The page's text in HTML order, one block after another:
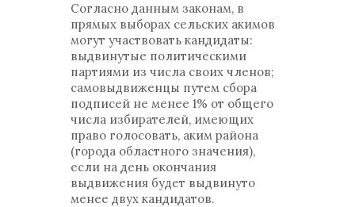
Согласно данным законам, в
прямых выборах сельских акимов
могут участвовать кандидаты:
выдвинутые политическими
партиями из числа своих членов;
самовыдвиженцы путем сбора
подписей не менее 1% от общего
числа избирателей, имеющих
право голосовать, аким района
(города областного значения),
если на день окончания
выдвижения будет выдвинуто
менее двух кандидатов.